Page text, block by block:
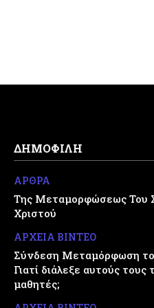
ΔΗΜΟΦΙΛΗ
ΑΡΘΡΑ
Της Μεταμορφώσεως Του
Χριστού
ΑΡΧΕΙΑ ΒΙΝΤΕΟ
Σύνδεση Μεταμόρφωση
Γιατί διάλεξε αυτούς τους
μαθητές;